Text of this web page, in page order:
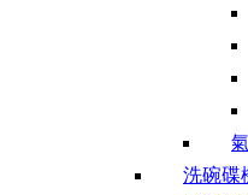
洗碗碟